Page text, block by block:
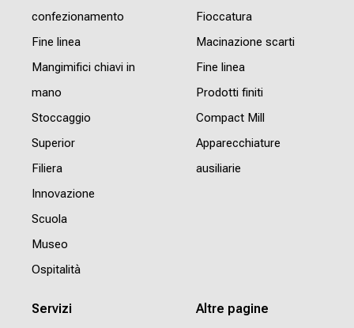
confezionamento
Fine linea
Mangimifici chiavi in
mano
Stoccaggio
Superior
Filiera
Innovazione
Scuola
Museo
Ospitalità
Fioccatura
Macinazione scarti
Fine linea
Prodotti finiti
Compact Mill
Apparecchiature
ausiliarie
Servizi Altre pagine